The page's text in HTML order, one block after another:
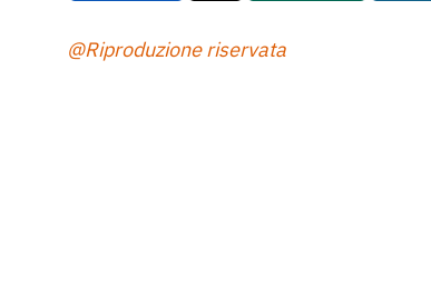
@Riproduzione riservata